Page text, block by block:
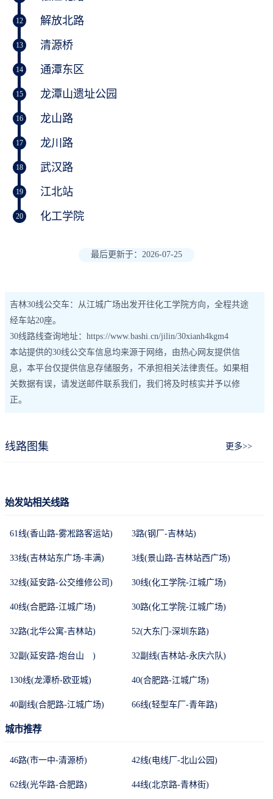
12 解放北路
13 清源桥
14 通潭东区
15 龙潭山遗址公园
16 龙山路
17 龙川路
18 武汉路
19 江北站
20 化工学院
最后更新于：2026-07-25
吉林30线公交车：从江城广场出发开往化工学院方向，全程共途
经车站20座。
30线路线查询地址：https://www.bashi.cn/jilin/30xianh4kgm4
本站提供的30线公交车信息均来源于网络，由热心网友提供信
息，本平台仅提供信息存储服务，不承担相关法律责任。如果相
关数据有误，请发送邮件联系我们，我们将及时核实并予以修
正。
线路图集 更多>>
始发站相关线路
61线(香山路-雾凇路客运站) 3路(钢厂-吉林站)
33线(吉林站东广场-丰满) 3线(景山路-吉林站西广场)
32线(延安路-公交维修公司) 30线(化工学院-江城广场)
40线(合肥路-江城广场) 30路(化工学院-江城广场)
32路(北华公寓-吉林站) 52(大东门-深圳东路)
32副(延安路-炮台山 ) 32副线(吉林站-永庆六队)
130线(龙潭桥-欧亚城) 40(合肥路-江城广场)
40副线(合肥路-江城广场) 66线(轻型车厂-青年路)
城市推荐
46路(市一中-清源桥) 42线(电线厂-北山公园)
62线(光华路-合肥路) 44线(北京路-青林街)